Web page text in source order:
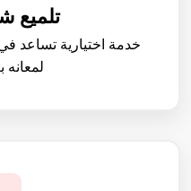
تلميع
خدمة اختيارية تساعد
لمعانه